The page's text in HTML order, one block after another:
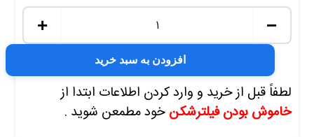
−
+
افزودن به سبد خرید
لطفاً قبل از خرید و وارد کردن اطلاعات ابتدا از
خاموش بودن فیلترشکن خود مطمعن شوید .